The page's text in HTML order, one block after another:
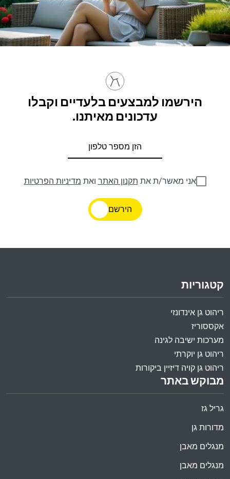
הירשמו למבצעים בלעדיים וקבלו
עדכונים מאיתנו.
אני מאשר/ת את תקנון האתר ואת מדיניות הפרטיות
הירשם
מבוקש באתר
גריל גז
מדורות גן
מנגלים מאבן
מנגלים מאבן
קטגוריות
ריהוט גן אינדונזי
אקססוריז
מערכות ישיבה לגינה
ריהוט גן יוקרתי
ריהוט גן קויה דיזיין ביקורות